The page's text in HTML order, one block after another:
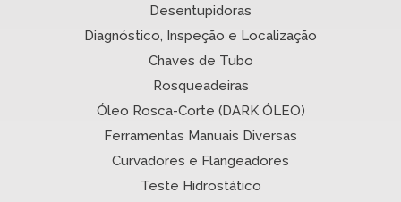
Desentupidoras
Diagnóstico, Inspeção e Localização
Chaves de Tubo
Rosqueadeiras
Óleo Rosca-Corte (DARK ÓLEO)
Ferramentas Manuais Diversas
Curvadores e Flangeadores
Teste Hidrostático